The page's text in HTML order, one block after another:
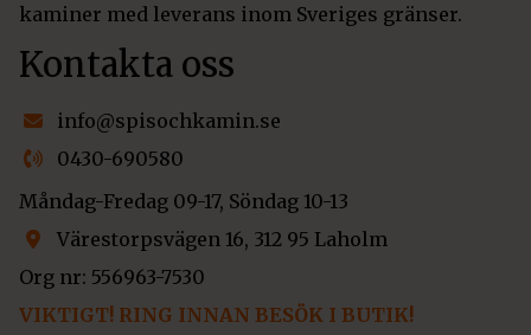
kaminer med leverans inom Sveriges gränser.
Kontakta oss
info@spisochkamin.se
0430-690580
Måndag-Fredag 09-17, Söndag 10-13
Värestorpsvägen 16, 312 95 Laholm
Org nr: 556963-7530
VIKTIGT! RING INNAN BESÖK I BUTIK!